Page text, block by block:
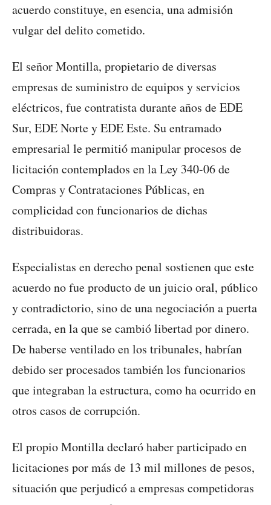
acuerdo constituye, en esencia, una admisión
vulgar del delito cometido.
El señor Montilla, propietario de diversas
empresas de suministro de equipos y servicios
eléctricos, fue contratista durante años de EDE
Sur, EDE Norte y EDE Este. Su entramado
empresarial le permitió manipular procesos de
licitación contemplados en la Ley 340-06 de
Compras y Contrataciones Públicas, en
complicidad con funcionarios de dichas
distribuidoras.
Especialistas en derecho penal sostienen que este
acuerdo no fue producto de un juicio oral, público
y contradictorio, sino de una negociación a puerta
cerrada, en la que se cambió libertad por dinero.
De haberse ventilado en los tribunales, habrían
debido ser procesados también los funcionarios
que integraban la estructura, como ha ocurrido en
otros casos de corrupción.
El propio Montilla declaró haber participado en
licitaciones por más de 13 mil millones de pesos,
situación que perjudicó a empresas competidoras